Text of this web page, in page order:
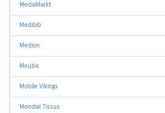
MediaMarkt
Medibib
Medion
Meubis
Mobile Vikings
Mondial Tissus